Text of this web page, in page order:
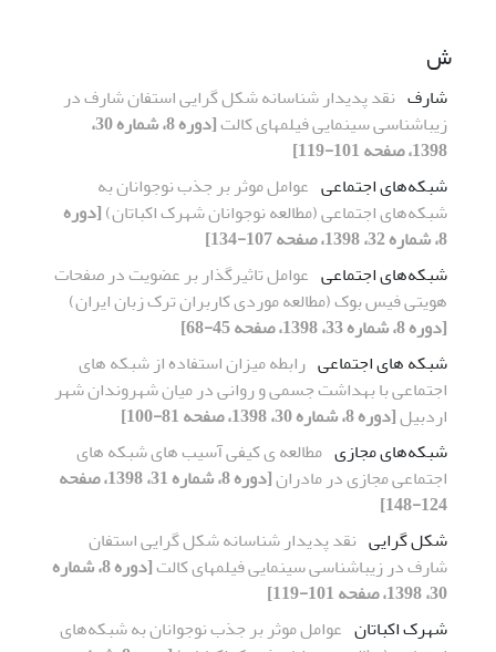
ش
شارف نقد پدیدار شناسانه شکل گرایی استفان شارف در
زیباشناسی سینمایی فیلمهای کالت
[دوره 8، شماره 30،
1398، صفحه 101-119]
شبکه‌های اجتماعی عوامل موثر بر جذب نوجوانان به
شبکه‌های اجتماعی (مطالعه نوجوانان شهرک اکباتان)[دوره
8، شماره 32، 1398، صفحه 107-134]
شبکه‌های اجتماعی عوامل تاثیرگذار بر عضویت در صفحات
هویتی فیس بوک (مطالعه موردی کاربران ترک زبان ایران)
[دوره 8، شماره 33، 1398، صفحه 45-68]
شبکه های اجتماعی رابطه میزان استفاده از شبکه های
اجتماعی با بهداشت جسمی و روانی در میان شهروندان شهر
اردبیل[دوره 8، شماره 30، 1398، صفحه 81-100]
شبکه‌های مجازی مطالعه ی کیفی آسیب های شبکه های
اجتماعی مجازی در مادران
[دوره 8، شماره 31، 1398، صفحه
124-148]
شکل گرایی نقد پدیدار شناسانه شکل گرایی استفان
شارف در زیباشناسی سینمایی فیلمهای کالت
[دوره 8، شماره
30، 1398، صفحه 101-119]
شهرک اکباتان عوامل موثر بر جذب نوجوانان به شبکه‌های